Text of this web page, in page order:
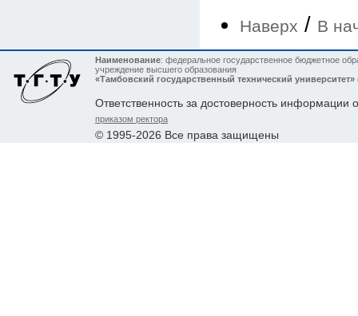
Наверх / В
Наименование: федеральное государственное бюджетное
учреждение высшего образования
«Тамбовский государственный технический
Ответственность за достоверность информации
приказом ректора
© 1995-2026 Все права защищены